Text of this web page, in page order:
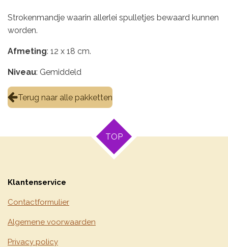
Strokenmandje waarin allerlei spulletjes bewaard kunnen
worden.
Afmeting: 12 x 18 cm.
Niveau: Gemiddeld
Terug naar alle pakketten
TOP
Klantenservice
Contactformulier
Algemene voorwaarden
Privacy policy